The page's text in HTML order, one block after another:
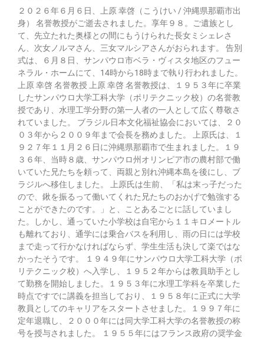
２０２６年６月６日、上原 幸啓（こうけい / 沖縄県那覇市出
身） 名誉教授がご逝去されました。享年９８。ご遺族とし
て、先立たれた奥様との間にもうけられた長女ミシェレさ
ん、次女ノルマさん、三女マルシアさんがおられます。 告別
式は、６月８日、サンパウロ市ベラ・ヴィスタ地区のフュー
ネラル・ホームにて、14時から18時まで執り行われました。
上原 幸啓 名誉教授 上原 幸啓 名誉教授は、１９５３年に卒業
したサンパウロ大学工科大学（ポリテクニック校）の名誉教
授であり、水理工学分野の第一人者の一人として広く尊敬さ
れていました。 ブラジル日本文化福祉協会においては、２０
０３年から２００９年まで会長を務めました。 上原氏は、１
９２７年１１月２６日に沖縄県那覇市で生まれました。１９
３６年、当時８歳、サンパウロ州オリンピア市の農村部で働
いていた兄たちを頼って、両親と別れ沖縄本島を後にし、ブ
ラジルへ移住しました。 上原氏は生前、「私は末っ子だった
ので、鍬を振るって働いてくれた兄たちのおかげで勉強する
ことができたのです。」と、ことあるごとに話していまし
た。しかし、通っていた小学校は自宅から１１キロメートル
も離れており、通学には乗合バスを利用し、雨の日には学校
まで走って行かなければならず、学生生活も決して楽ではな
かったそうです。 １９４９年にサンパウロ大学工科大学（ポ
リテクニック校）へ入学し、１９５２年からは教員助手とし
て勤務を開始しました。１９５３年に水理工学科を卒業した
時点ですでに講義を担当しており、１９５８年に正式に大学
教員としてのキャリアをスタートさせました。１９９７年に
定年退職し、２０００年には同大学工科大学の名誉教授の称
号を授与されました。 １９５５年にはフランス政府の奨学金